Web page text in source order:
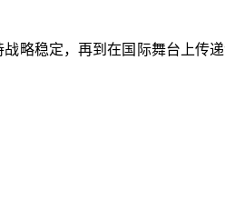
稳定，再到在国际舞台上传